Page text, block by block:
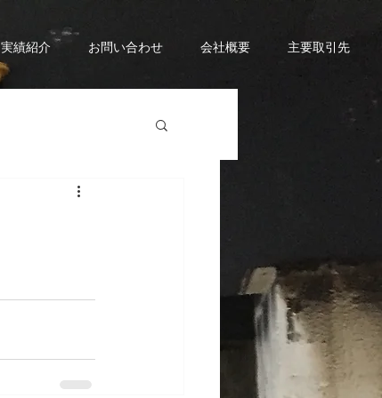
実績紹介 お問い合わせ 会社概要 主要取引先